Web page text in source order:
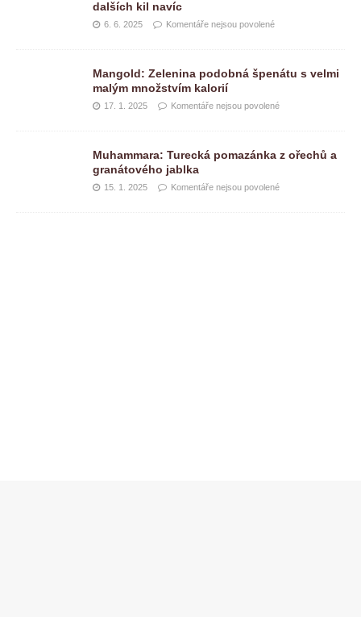
dalších kil navíc
6. 6. 2025 Komentáře nejsou povolené
Mangold: Zelenina podobná špenátu s velmi
malým množstvím kalorií
17. 1. 2025 Komentáře nejsou povolené
Muhammara: Turecká pomazánka z ořechů a
granátového jablka
15. 1. 2025 Komentáře nejsou povolené